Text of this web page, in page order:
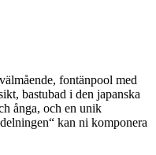
fontänpool med
bastubad i den japanska
ånga, och en unik
kan ni komponera